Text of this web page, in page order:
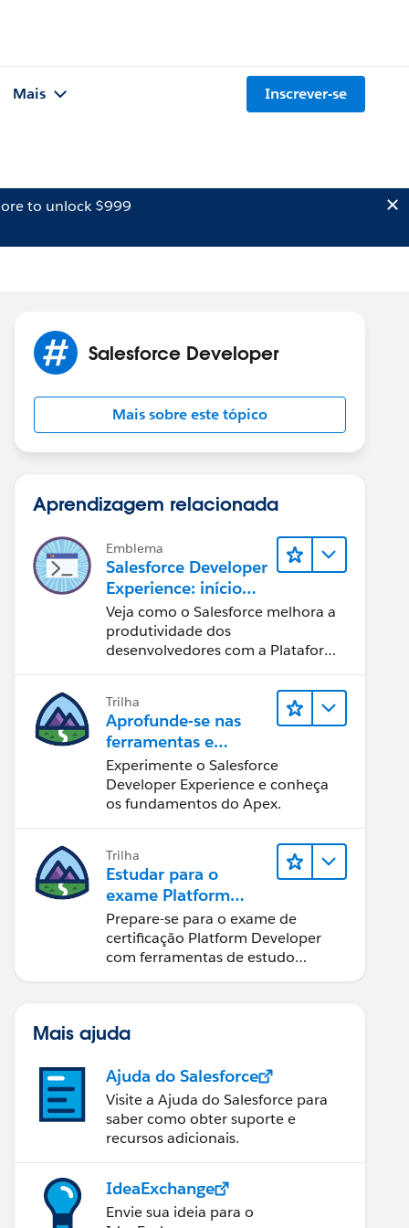
Mais Inscrever-se
to unlock $999
Salesforce Developer
Mais sobre este tópico
Aprendizagem relacionada
Emblema
Salesforce Developer
Experience: início
rápido
Veja como o Salesforce melhora a
produtividade dos
desenvolvedores com a Plataforma
Trilha
Aprofunde-se nas
ferramentas e
conceitos de
desenvolvimento do
Salesforce
Experimente o Salesforce
Developer Experience e conheça
os fundamentos do Apex.
Trilha
Estudar para o
exame Platform
Developer
Prepare-se para o exame de
certificação Platform Developer
com ferramentas de estudo
Mais ajuda
Ajuda do Salesforce
Visite a Ajuda do Salesforce para
saber como obter suporte e
recursos adicionais.
IdeaExchange
Envie sua ideia para o